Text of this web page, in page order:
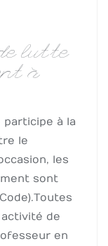
lutte
à
participe à la
le
les
sont
Toutes
de
en